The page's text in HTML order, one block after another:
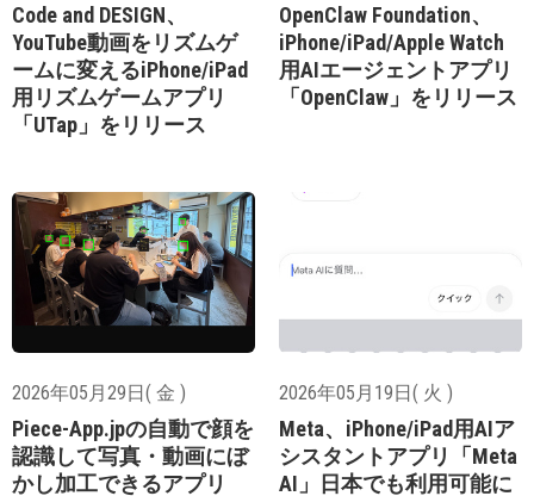
Code and DESIGN、
YouTube動画をリズムゲ
ームに変えるiPhone/iPad
用リズムゲームアプリ
「UTap」をリリース
OpenClaw Foundation、
iPhone/iPad/Apple Watch
用AIエージェントアプリ
「OpenClaw」をリリース
2026年05月29日( 金 )
Piece-App.jpの自動で顔を
認識して写真・動画にぼ
かし加工できるアプリ
2026年05月19日( 火 )
Meta、iPhone/iPad用AIア
シスタントアプリ「Meta
AI」日本でも利用可能に